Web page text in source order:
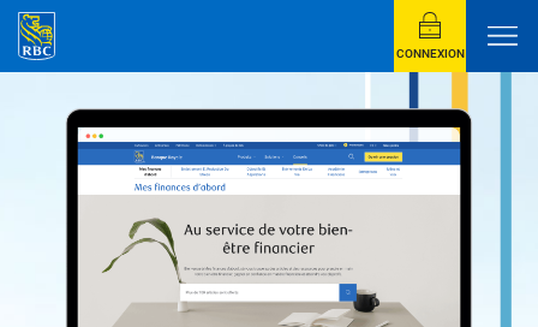
CONNEXION